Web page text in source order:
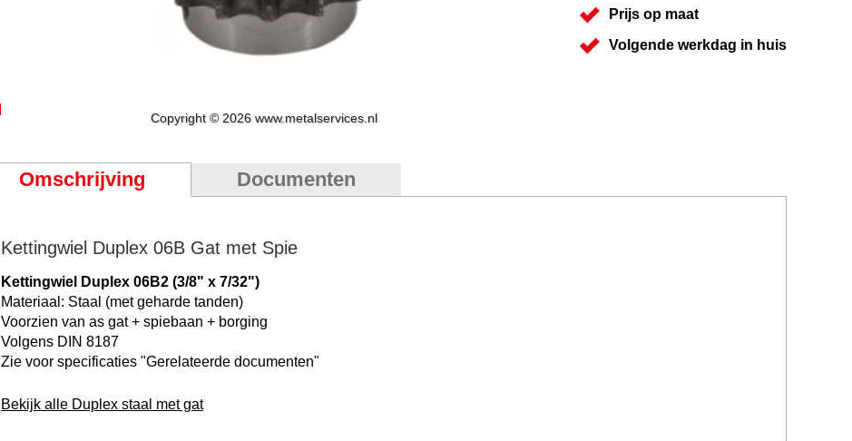
Copyright © 2026 www.metalservices.nl
Prijs op maat
Volgende werkdag in huis
Omschrijving Documenten
Kettingwiel Duplex 06B Gat met Spie
Kettingwiel Duplex 06B2 (3/8" x 7/32")
Materiaal: Staal (met geharde tanden)
Voorzien van as gat + spiebaan + borging
Volgens DIN 8187
Zie voor specificaties "Gerelateerde documenten"
Bekijk alle Duplex staal met gat